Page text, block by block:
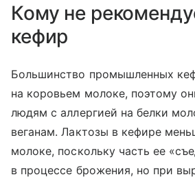
Кому не
кефир
Большинство промышленных
на коровьем молоке, поэтому
людям с аллергией на белки
веганам. Лактозы в кефире
молоке, поскольку часть ее
в процессе брожения, но при